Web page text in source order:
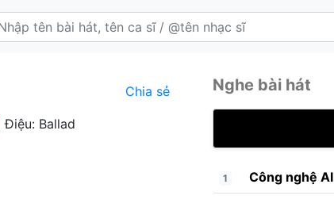
Chia sẻ
| Điệu: Ballad
Nghe bài hát
1 Công nghệ AI